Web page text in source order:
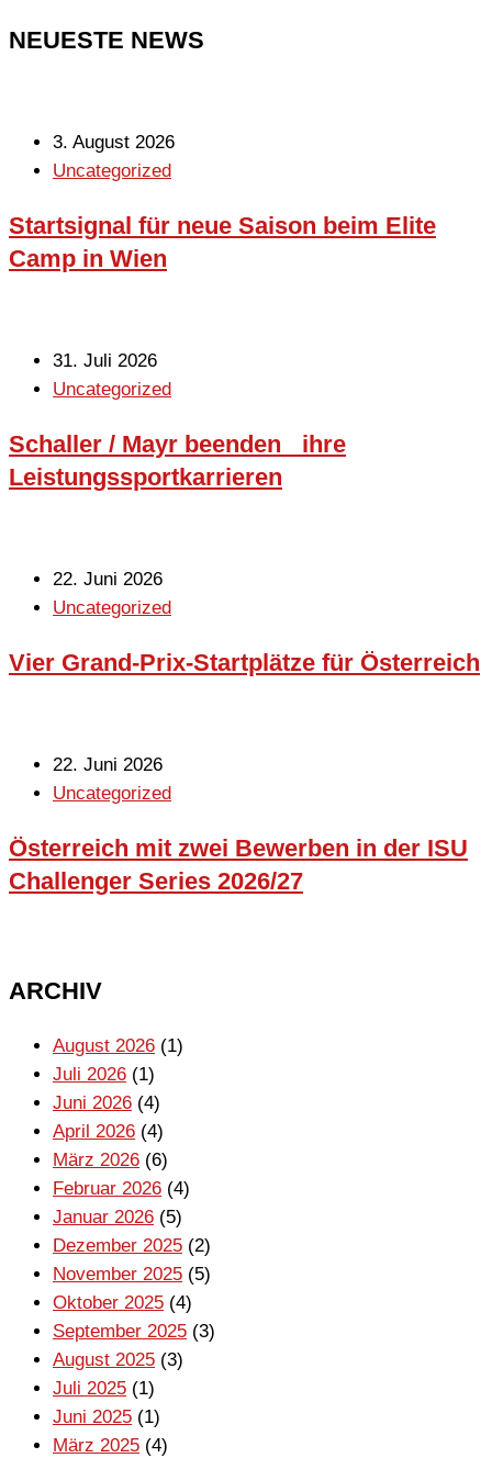
NEUESTE NEWS
3. August 2026
Uncategorized
Startsignal für neue Saison beim Elite
Camp in Wien
31. Juli 2026
Uncategorized
Schaller / Mayr beenden ihre
Leistungssportkarrieren
22. Juni 2026
Uncategorized
Vier Grand-Prix-Startplätze für Österreich
22. Juni 2026
Uncategorized
Österreich mit zwei Bewerben in der ISU
Challenger Series 2026/27
ARCHIV
August 2026 (1)
Juli 2026 (1)
Juni 2026 (4)
April 2026 (4)
März 2026 (6)
Februar 2026 (4)
Januar 2026 (5)
Dezember 2025 (2)
November 2025 (5)
Oktober 2025 (4)
September 2025 (3)
August 2025 (3)
Juli 2025 (1)
Juni 2025 (1)
März 2025 (4)